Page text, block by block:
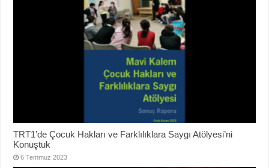
TRT1’de Çocuk Hakları ve Farklılıklara Saygı Atölyesi’ni
Konuştuk
6 Temmuz 2023